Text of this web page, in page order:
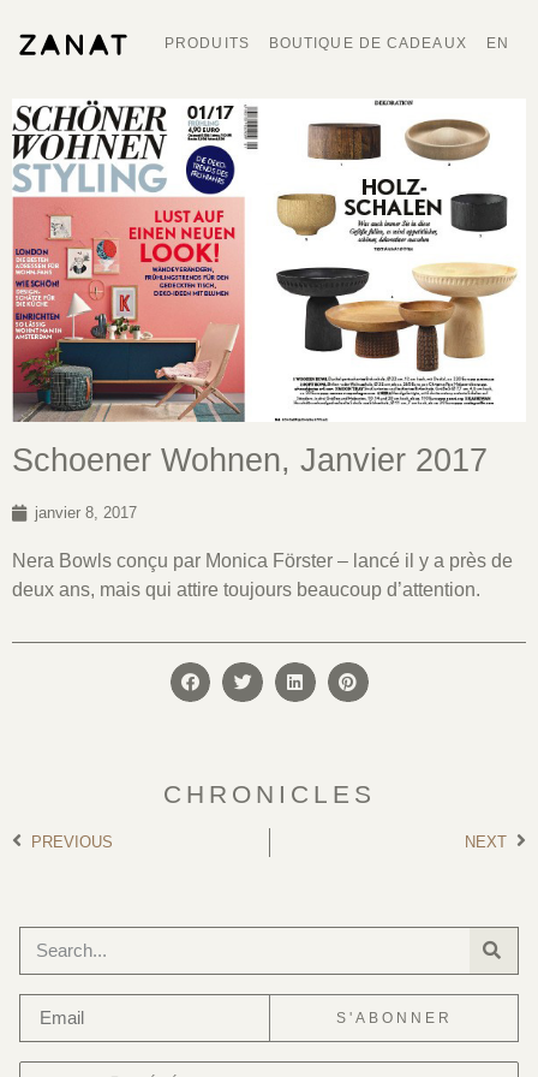
PRODUITS BOUTIQUE DE CADEAUX EN
Schoener Wohnen, Janvier 2017
janvier 8, 2017
Nera Bowls conçu par Monica Förster – lancé il y a près de
deux ans, mais qui attire toujours beaucoup d’attention.
CHRONICLES
PREVIOUS NEXT
S'ABONNER